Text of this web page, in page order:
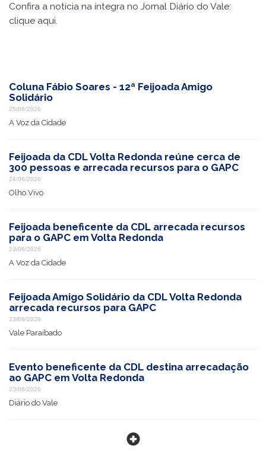
Confira a notícia na íntegra no Jornal Diário do Vale:
clique aqui.
Coluna Fábio Soares - 12ª Feijoada Amigo
Solidário
25/06/2026
A Voz da Cidade
Feijoada da CDL Volta Redonda reúne cerca de
300 pessoas e arrecada recursos para o GAPC
24/06/2026
Olho Vivo
Feijoada beneficente da CDL arrecada recursos
para o GAPC em Volta Redonda
23/06/2026
A Voz da Cidade
Feijoada Amigo Solidário da CDL Volta Redonda
arrecada recursos para GAPC
23/06/2026
Vale Paraibado
Evento beneficente da CDL destina arrecadação
ao GAPC em Volta Redonda
23/06/2026
Diário do Vale